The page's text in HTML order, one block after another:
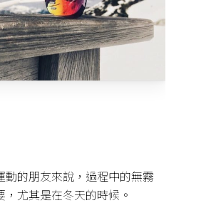
動的朋友來說，過程中的無霧
，尤其是在冬天的時候。